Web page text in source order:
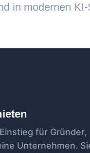
in modernen
für Gründer,
Unternehmen.